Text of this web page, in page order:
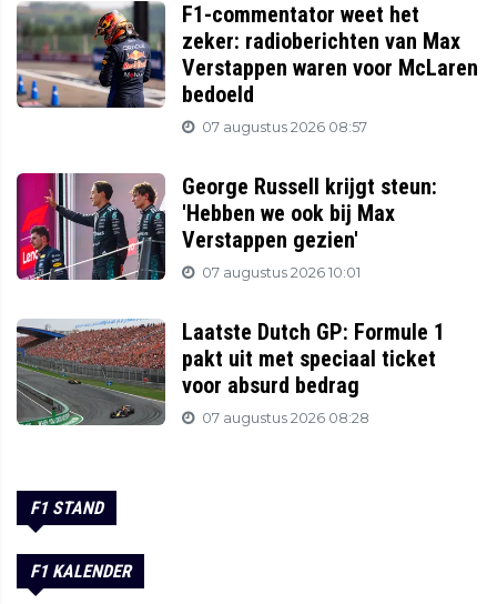
F1-commentator weet het
zeker: radioberichten van Max
Verstappen waren voor McLaren
bedoeld
07 augustus 2026 08:57
George Russell krijgt steun:
'Hebben we ook bij Max
Verstappen gezien'
07 augustus 2026 10:01
Laatste Dutch GP: Formule 1
pakt uit met speciaal ticket
voor absurd bedrag
07 augustus 2026 08:28
F1 STAND
F1 KALENDER